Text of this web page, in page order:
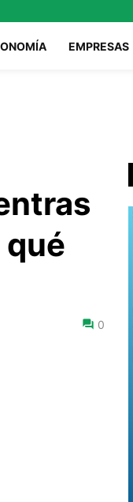
EMPRESAS
0